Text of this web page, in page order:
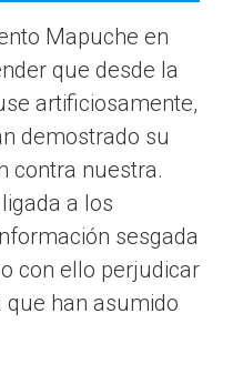
Mapuche en
que desde la
artificiosamente,
demostrado su
contra nuestra.
a los
sesgada
con ello perjudicar
han asumido